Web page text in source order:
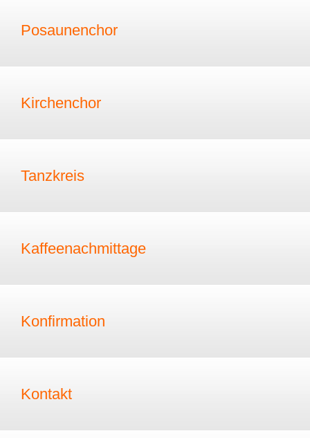
Posaunenchor
Kirchenchor
Tanzkreis
Kaffeenachmittage
Konfirmation
Kontakt